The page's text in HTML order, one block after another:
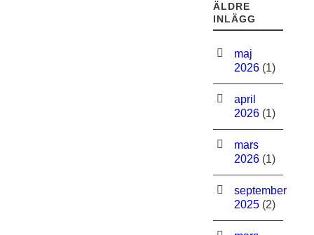
ÄLDRE
INLÄGG
maj
2026 (1)
april
2026 (1)
mars
2026 (1)
september
2025 (2)